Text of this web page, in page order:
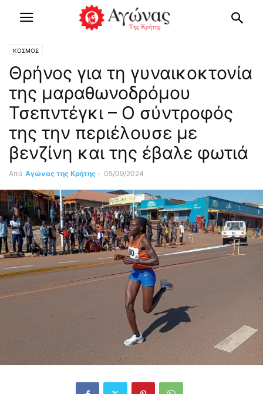
ΚΟΣΜΟΣ
Θρήνος για τη γυναικοκτονία
της μαραθωνοδρόμου
Τσεπντέγκι – Ο σύντροφός
της την περιέλουσε με
βενζίνη και της έβαλε φωτιά
Από Αγώνας της Κρήτης - 05/09/2024